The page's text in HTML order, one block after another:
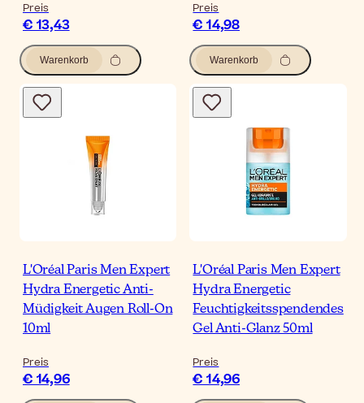
Preis
€ 13,43
Warenkorb
Preis
€ 14,98
Warenkorb
L'Oréal Paris Men Expert
Hydra Energetic Anti-
Müdigkeit Augen Roll-On
10ml
Preis
€ 14,96
L'Oréal Paris Men Expert
Hydra Energetic
Feuchtigkeitsspendendes
Gel Anti-Glanz 50ml
Preis
€ 14,96